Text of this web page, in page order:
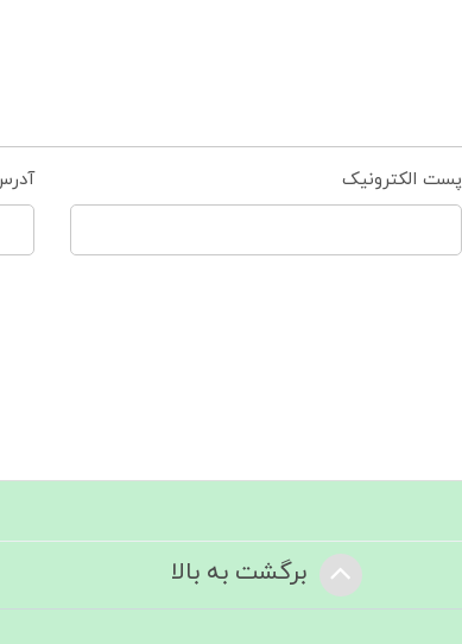
پست الکترونیک
برگشت به بالا